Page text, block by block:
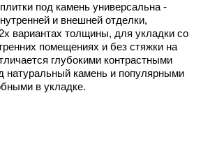
под камень универсальна -
и внешней отделки,
вариантах толщины, для укладки со
помещениях и без стяжки на
глубокими контрастными
натуральный камень и популярными
в укладке.